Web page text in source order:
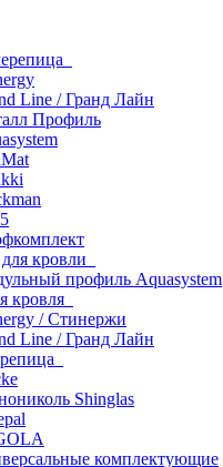
Line / Гранд Лайн
Профиль
кровли
профиль Aquasystem
кровля
/ Стинержи
Line / Гранд Лайн
Shinglas
комплектующие